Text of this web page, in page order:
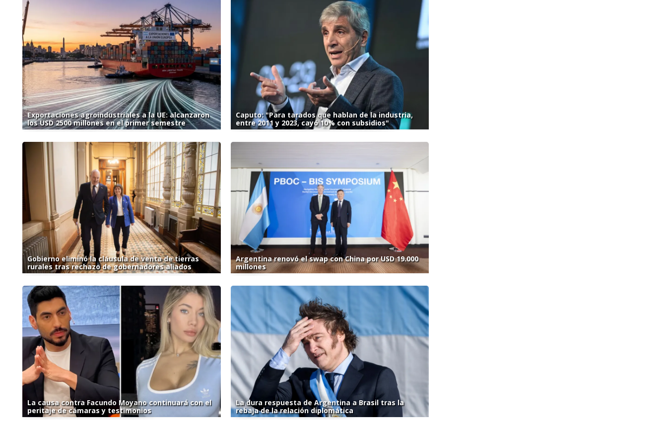
Exportaciones agroindustriales a la UE: alcanzaron
los USD 2500 millones en el primer semestre
Caputo: "Para tarados que hablan de la industria,
entre 2011 y 2023, cayó 10% con subsidios"
Gobierno eliminó la cláusula de venta de tierras
rurales tras rechazo de gobernadores aliados
Argentina renovó el swap con China por USD 19.000
millones
La causa contra Facundo Moyano continuará con el
peritaje de cámaras y testimonios
La dura respuesta de Argentina a Brasil tras la
rebaja de la relación diplomática